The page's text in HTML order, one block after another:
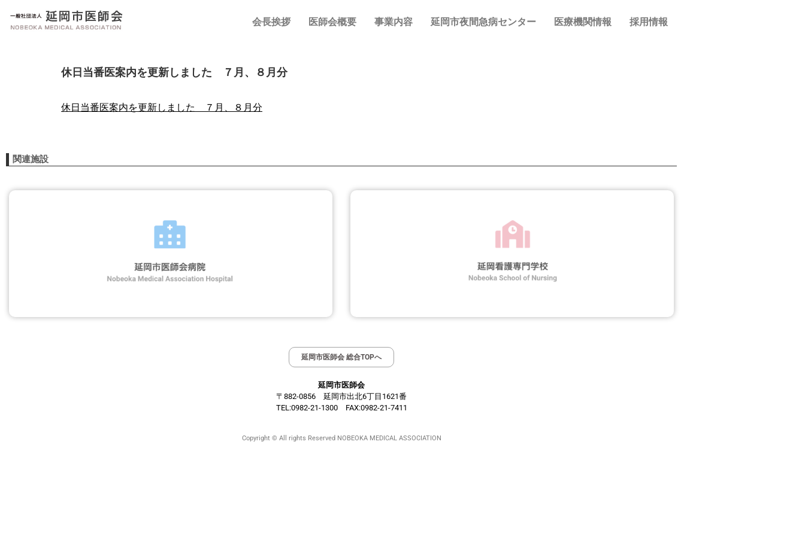
会長挨拶 医師会概要 事業内容 延岡市夜間急病センター 医療機関情報 採用情報
休日当番医案内を更新しました ７月、８月分
休日当番医案内を更新しました ７月、８月分
関連施設
延岡市医師会 総合TOPへ
延岡市医師会
〒882-0856 延岡市出北6丁目1621番
TEL:0982-21-1300 FAX:0982-21-7411
Copyright © All rights Reserved NOBEOKA MEDICAL ASSOCIATION